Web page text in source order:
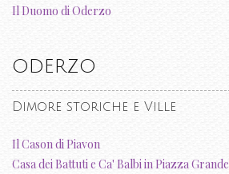
Il Duomo di Oderzo
ODERZO
Dimore storiche e Ville
Il Cason di Piavon
Casa dei Battuti e Ca' Balbi in Piazza Grande